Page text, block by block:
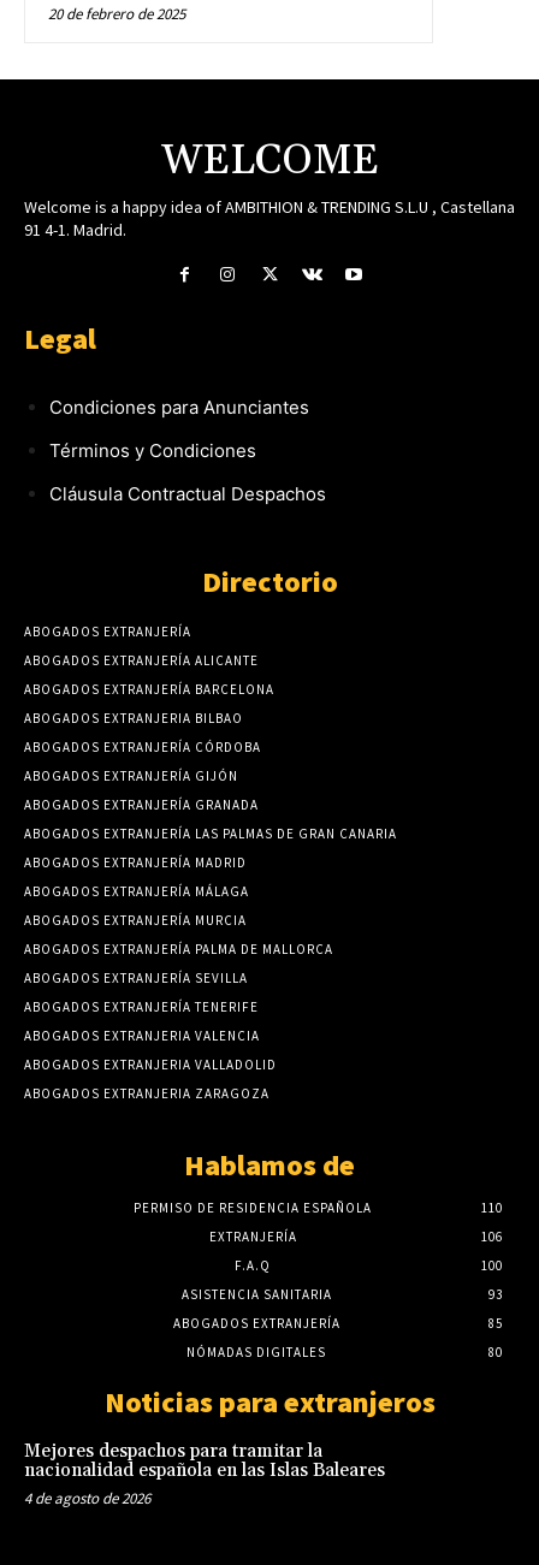
20 de febrero de 2025
WELCOME
Welcome is a happy idea of AMBITHION & TRENDING S.L.U , Castellana
91 4-1. Madrid.
Legal
Condiciones para Anunciantes
Términos y Condiciones
Cláusula Contractual Despachos
Directorio
ABOGADOS EXTRANJERÍA
ABOGADOS EXTRANJERÍA ALICANTE
ABOGADOS EXTRANJERÍA BARCELONA
ABOGADOS EXTRANJERIA BILBAO
ABOGADOS EXTRANJERÍA CÓRDOBA
ABOGADOS EXTRANJERÍA GIJÓN
ABOGADOS EXTRANJERÍA GRANADA
ABOGADOS EXTRANJERÍA LAS PALMAS DE GRAN CANARIA
ABOGADOS EXTRANJERÍA MADRID
ABOGADOS EXTRANJERÍA MÁLAGA
ABOGADOS EXTRANJERÍA MURCIA
ABOGADOS EXTRANJERÍA PALMA DE MALLORCA
ABOGADOS EXTRANJERÍA SEVILLA
ABOGADOS EXTRANJERÍA TENERIFE
ABOGADOS EXTRANJERIA VALENCIA
ABOGADOS EXTRANJERIA VALLADOLID
ABOGADOS EXTRANJERIA ZARAGOZA
Hablamos de
PERMISO DE RESIDENCIA ESPAÑOLA
110
EXTRANJERÍA
106
F.A.Q
100
ASISTENCIA SANITARIA
93
ABOGADOS EXTRANJERÍA
85
NÓMADAS DIGITALES
80
Noticias para extranjeros
Mejores despachos para tramitar la
nacionalidad española en las Islas Baleares
4 de agosto de 2026